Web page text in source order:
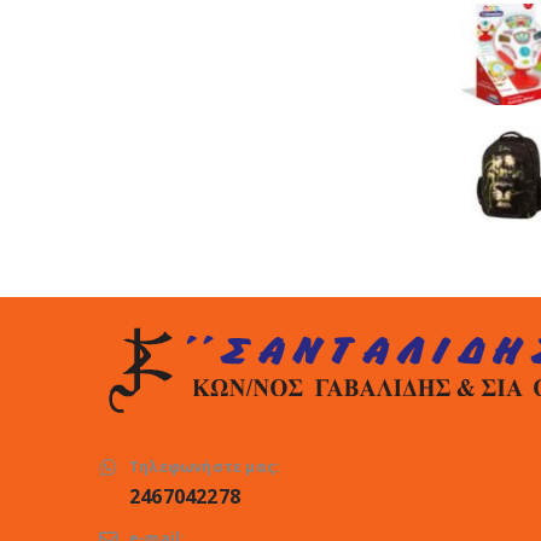
Τηλεφωνήστε μας:
2467042278